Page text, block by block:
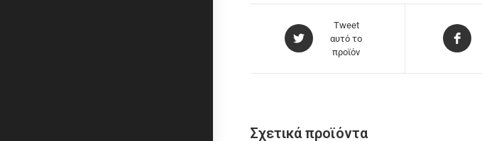
Tweet
αυτό το
προϊόν
Σχετικά προϊόντα